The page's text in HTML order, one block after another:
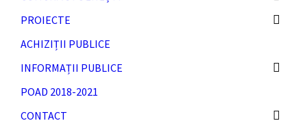
PROIECTE
ACHIZIȚII PUBLICE
INFORMAȚII PUBLICE
POAD 2018-2021
CONTACT